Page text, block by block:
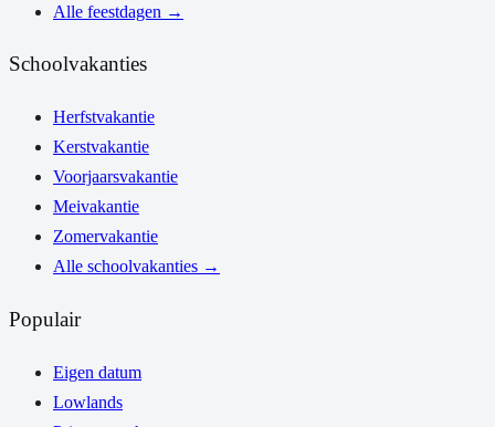
Alle feestdagen →
Schoolvakanties
Herfstvakantie
Kerstvakantie
Voorjaarsvakantie
Meivakantie
Zomervakantie
Alle schoolvakanties →
Populair
Eigen datum
Lowlands